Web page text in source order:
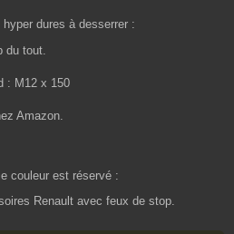
dures à desserrer :
du tout.
: M12 x 150
Amazon.
couleur est réservé :
Renault avec feux de stop.